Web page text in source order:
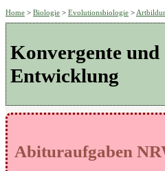
Home > Biologie > Evolutionsbiologie >
Konvergente und
Entwicklung
Abituraufgaben